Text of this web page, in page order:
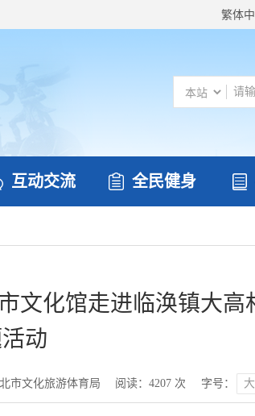
繁体
互动交流 全民健身
文化馆走进临涣镇大高
动
市文化旅游体育局 阅读： 4207次 字号： 大